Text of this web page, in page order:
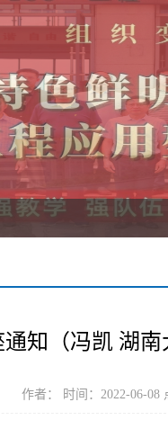
通知（冯凯 湖
作者： 时间：2022-06-08